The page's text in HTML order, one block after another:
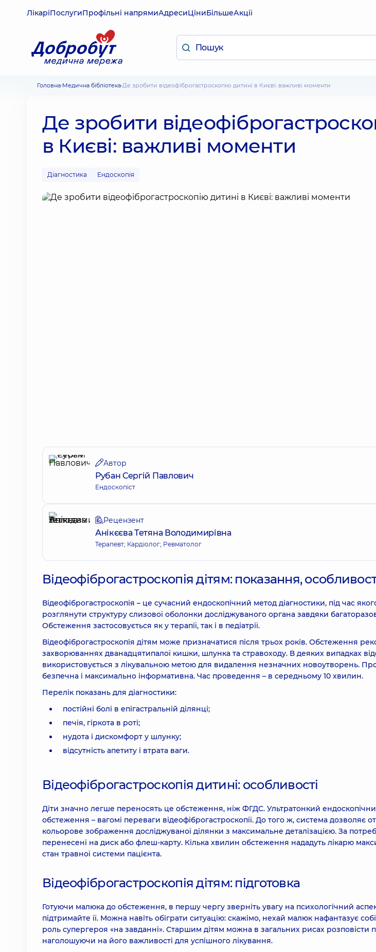
ЛікаріПослугиПрофільні напрямиАдресиЦіниБільшеАкції
Головна Медична бібліотека Де зробити відеофіброгастроскопію дитині в Києві: важливі моменти
Де зробити
в Києві: важливі моменти
Діагностика Ендоскопія
Автор
Рубан Сергій Павлович
Ендоскопіст
Рецензент
Анікєєва Тетяна Володимирівна
Терапевт; Кардіолог; Ревматолог
Відеофіброгастроскопія дітям: показання,
Відеофіброгастроскопія – це сучасний ендоскопічний метод діагностики, під час
розглянути структуру слизової оболонки досліджуваного органа завдяки
Обстеження застосовується як у терапії, так і в педіатрії.
Відеофіброгастроскопія дітям може призначатися після трьох років. Обстеження
захворюваннях дванадцятипалої кишки, шлунка та стравоходу. В деяких випадках
використовується з лікувальною метою для видалення незначних новоутворень.
безпечна і максимально інформативна. Час проведення – в середньому 10 хвилин.
Перелік показань для діагностики:
постійні болі в епігастральній ділянці;
печія, гіркота в роті;
нудота і дискомфорт у шлунку;
відсутність апетиту і втрата ваги.
Відеофіброгастроскопія дитині: особливості
Діти значно легше переносять це обстеження, ніж ФГДС. Ультратонкий
обстеження – вагомі переваги відеофіброгастроскопії. До того ж, система дозволяє
кольорове зображення досліджуваної ділянки з максимальне деталізацією. За
перенесені на диск або флеш-карту. Кілька хвилин обстеження нададуть лікарю
стан травної системи пацієнта.
Відеофіброгастроскопія дітям: підготовка
Готуючи малюка до обстеження, в першу чергу зверніть увагу на психологічний
підтримайте її. Можна навіть обіграти ситуацію: скажімо, нехай малюк нафантазує
роль супергероя «на завданні». Старшим дітям можна в загальних рисах розповісти
наголошуючи на його важливості для успішного лікування.